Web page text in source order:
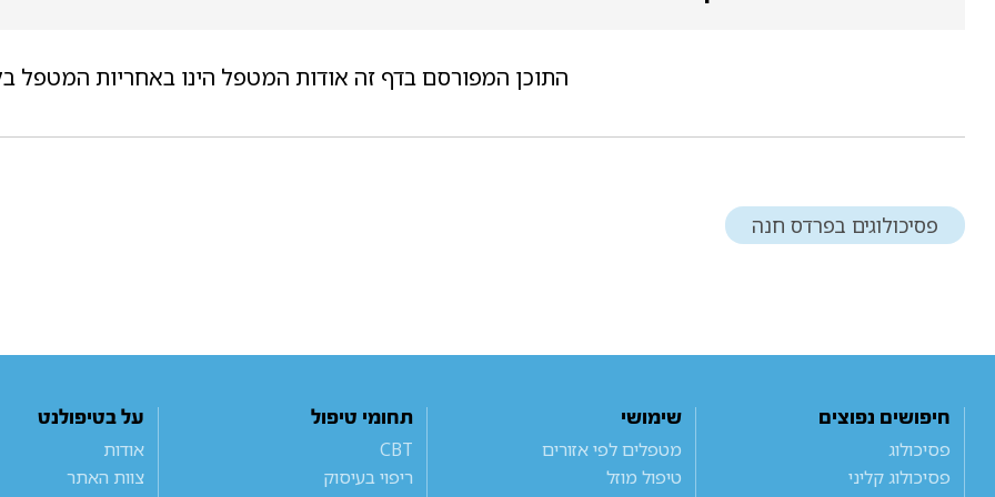
התוכן המפורסם בדף זה אודות המטפל הינו באחריות המטפל
פסיכולוגים בפרדס חנה
חיפושים נפוצים
פסיכולוג
פסיכולוג קליני
שימושי
מטפלים לפי אזורים
טיפול מוזל
תחומי טיפול
CBT
ריפוי בעיסוק
על בטיפולנט
אודות
צוות האתר